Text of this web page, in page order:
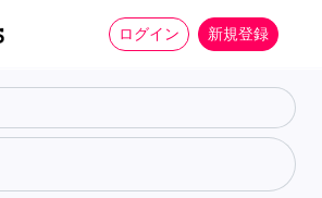
ログイン 新規登録